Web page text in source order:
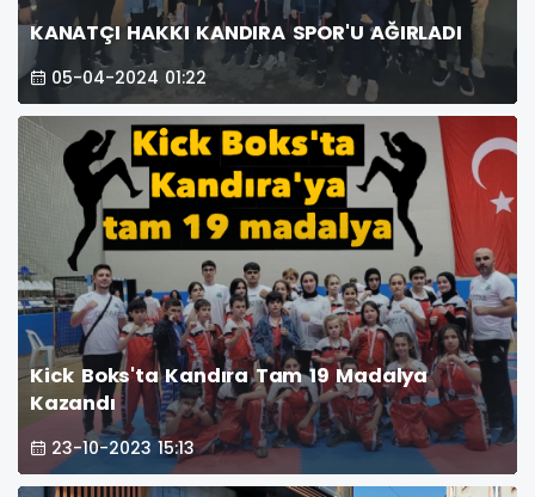
KANATÇI HAKKI KANDIRA SPOR'U AĞIRLADI
05-04-2024 01:22
Kick Boks'ta Kandıra Tam 19 Madalya
Kazandı
23-10-2023 15:13